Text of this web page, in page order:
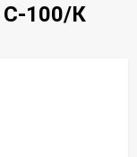
С-100/К